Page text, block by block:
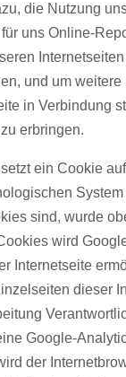
die Nutzung
uns Online-
und um weitere
in Verbindung
erbringen.
ein Cookie
sind, wurde
wird
Internetseite
dieser
Google-
der